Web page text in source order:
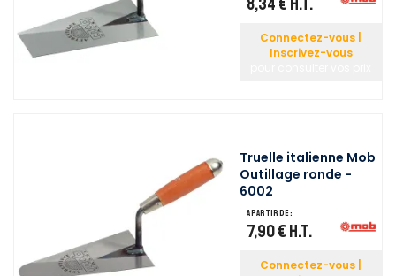
Connectez-vous |
Inscrivez-vous
Truelle italienne Mob
Outillage ronde -
6002
A partir de :
7,90 € H.T.
Connectez-vous |